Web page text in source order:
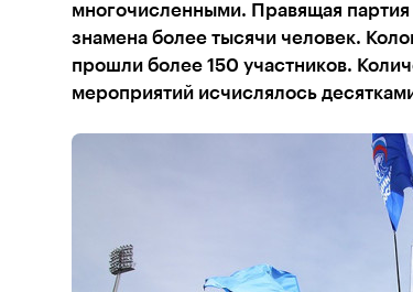
многочисленными. Правящая
знамена более тысячи человек.
прошли более 150 участников.
мероприятий исчислялось